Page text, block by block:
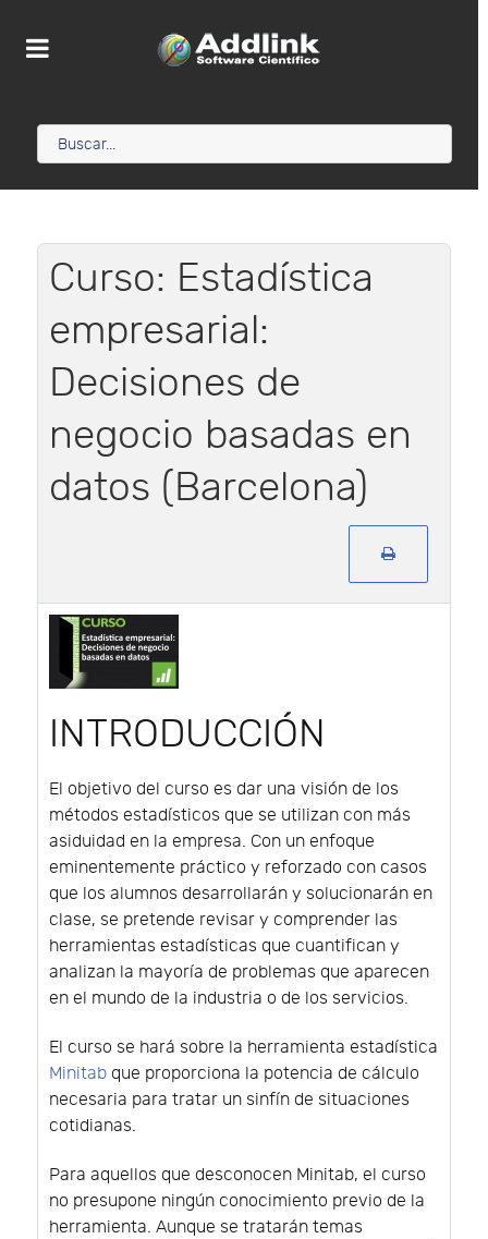
Curso: Estadística
empresarial:
Decisiones de
negocio basadas en
datos (Barcelona)
INTRODUCCIÓN
El objetivo del curso es dar una visión de los
métodos estadísticos que se utilizan con más
asiduidad en la empresa. Con un enfoque
eminentemente práctico y reforzado con casos
que los alumnos desarrollarán y solucionarán en
clase, se pretende revisar y comprender las
herramientas estadísticas que cuantifican y
analizan la mayoría de problemas que aparecen
en el mundo de la industria o de los servicios.
El curso se hará sobre la herramienta estadística
Minitab que proporciona la potencia de cálculo
necesaria para tratar un sinfín de situaciones
cotidianas.
Para aquellos que desconocen Minitab, el curso
no presupone ningún conocimiento previo de la
herramienta. Aunque se tratarán temas